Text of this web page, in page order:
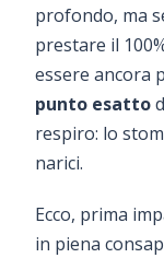
profondo, ma
prestare il
essere ancora
punto esatto
respiro: lo
narici.
Ecco, prima
in piena